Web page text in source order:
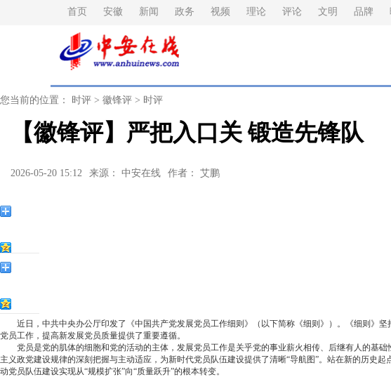
首页 安徽 新闻 政务 视频 理论 评论 文明 品牌
您当前的位置： 时评 > 徽锋评 > 时评
【徽锋评】严把入口关 锻造先锋队
2026-05-20 15:12 来源： 中安在线 作者： 艾鹏
近日，中共中央办公厅印发了《中国共产党发展党员工作细则》（以下简称《细则》）。《细则》坚
党员工作，提高新发展党员质量提供了重要遵循。
党员是党的肌体的细胞和党的活动的主体，发展党员工作是关乎党的事业薪火相传、后继有人的基础
主义政党建设规律的深刻把握与主动适应，为新时代党员队伍建设提供了清晰“导航图”。站在新的历史
动党员队伍建设实现从“规模扩张”向“质量跃升”的根本转变。